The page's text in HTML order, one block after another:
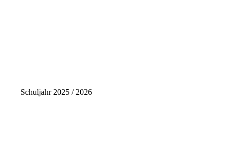
Schuljahr 2025 / 2026